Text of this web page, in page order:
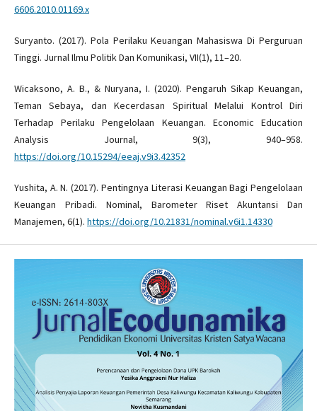
6606.2010.01169.x
Suryanto. (2017). Pola Perilaku Keuangan Mahasiswa Di Perguruan
Tinggi. Jurnal Ilmu Politik Dan Komunikasi, VII(1), 11–20.
Wicaksono, A. B., & Nuryana, I. (2020). Pengaruh Sikap Keuangan,
Teman Sebaya, dan Kecerdasan Spiritual Melalui Kontrol Diri
Terhadap Perilaku Pengelolaan Keuangan. Economic Education
Analysis Journal, 9(3), 940–958.
https://doi.org/10.15294/eeaj.v9i3.42352
Yushita, A. N. (2017). Pentingnya Literasi Keuangan Bagi Pengelolaan
Keuangan Pribadi. Nominal, Barometer Riset Akuntansi Dan
Manajemen, 6(1). https://doi.org/10.21831/nominal.v6i1.14330